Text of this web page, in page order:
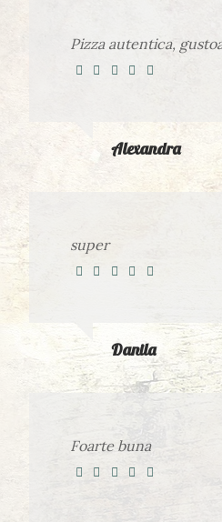
Pizza autentica,
Alexandra
super
Danila
Foarte buna